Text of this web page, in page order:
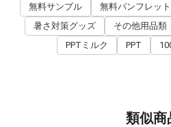
無料サンプル 無料パンフレッ
暑さ対策グッズ
その他用品類
PPTミルク
PPT
類似商